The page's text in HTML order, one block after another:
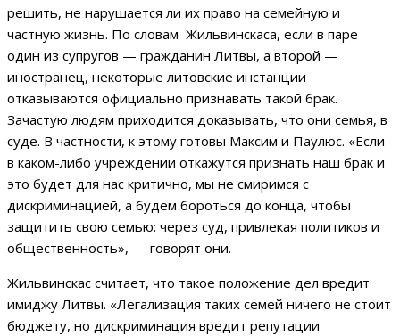
решить, не нарушается ли их право на семейную и
частную жизнь. По словам Жильвинскаса, если в паре
один из супругов — гражданин Литвы, а второй —
иностранец, некоторые литовские инстанции
отказываются официально признавать такой брак.
Зачастую людям приходится доказывать, что они семья, в
суде. В частности, к этому готовы Максим и Паулюс. «Если
в каком-либо учреждении откажутся признать наш брак и
это будет для нас критично, мы не смиримся с
дискриминацией, а будем бороться до конца, чтобы
защитить свою семью: через суд, привлекая политиков и
общественность», — говорят они.
Жильвинскас считает, что такое положение дел вредит
имиджу Литвы. «Легализация таких семей ничего не стоит
бюджету, но дискриминация вредит репутации